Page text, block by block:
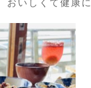
おいしくて健康